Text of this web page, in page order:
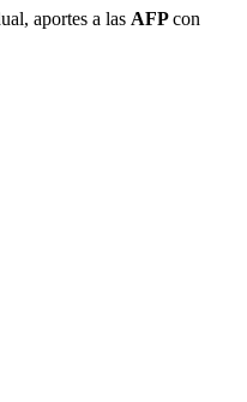
aportes a las AFPcon